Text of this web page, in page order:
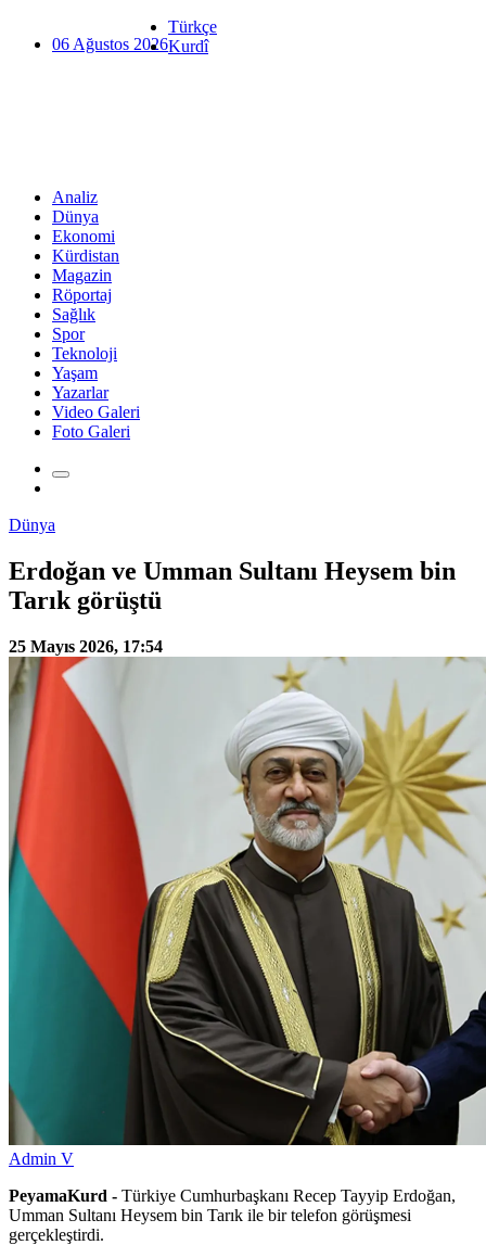
06 Ağustos 2026
Türkçe
Kurdî
Analiz
Dünya
Ekonomi
Kürdistan
Magazin
Röportaj
Sağlık
Spor
Teknoloji
Yaşam
Yazarlar
Video Galeri
Foto Galeri
Dünya
Erdoğan ve Umman Sultanı Heysem bin
Tarık görüştü
25 Mayıs 2026, 17:54
Admin V
PeyamaKurd - Türkiye Cumhurbaşkanı Recep Tayyip Erdoğan,
Umman Sultanı Heysem bin Tarık ile bir telefon görüşmesi
gerçekleştirdi.